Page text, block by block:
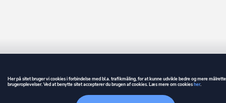
GUIDE BETINGELSER
Her på sitet bruger vi cookies i forbindelse med bl.a. trafikmåling, for at kunne udvikle bedre og mere
brugeroplevelser. Ved at benytte sitet accepterer du brugen af cookies. Læs mere om cookiesher.